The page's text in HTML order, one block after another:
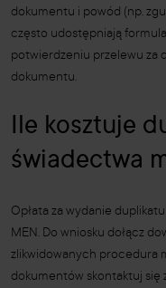
dokumentu i powód (np.
często udostępniają
potwierdzeniu przelewu za
dokumentu.
Ile kosztuje
świadectwa
Opłata za wydanie
MEN. Do wniosku dołącz
zlikwidowanych procedura
dokumentów skontaktuj się